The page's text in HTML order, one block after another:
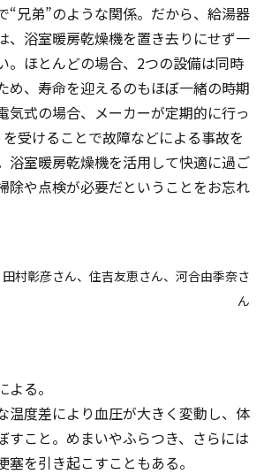
“兄弟”のような関係。だから、給湯器
、浴室暖房乾燥機を置き去りにせず一
。ほとんどの場合、2つの設備は同時
め、寿命を迎えるのもほぼ一緒の時期
気式の場合、メーカーが定期的に行っ
受けることで故障などによる事故を
浴室暖房乾燥機を活用して快適に過ご
除や点検が必要だということをお忘れ
村彰彦さん、住吉友恵さん、河合由季奈さ
ん
る。
温度差により血圧が大きく変動し、体
すこと。めまいやふらつき、さらには
塞を引き起こすこともある。